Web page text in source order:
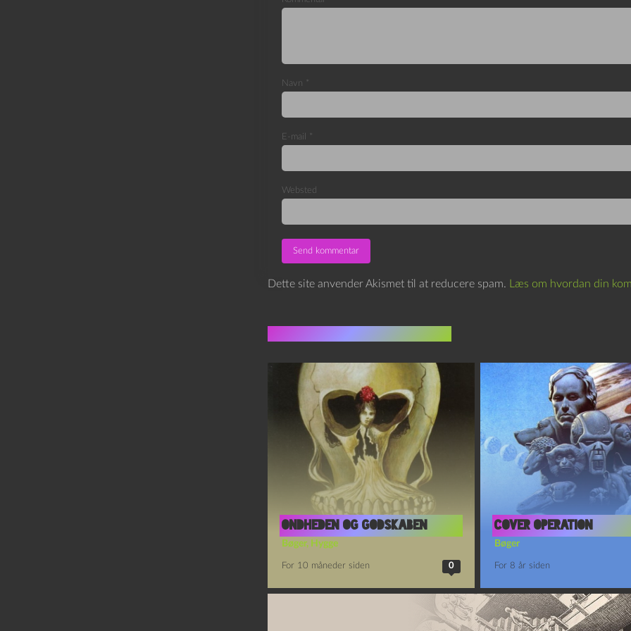
Navn *
E-mail *
Websted
Dette site anvender Akismet til at reducere spam. Læs om hvordan din
Ondheden og godskaben
Bøger, Hygge
For 10 måneder siden 0
COVER OPERATION
Bøger
For 8 år siden